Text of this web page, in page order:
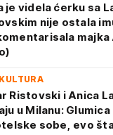
je videla ćerku sa
nije ostala
majka
Ristovski i Anica
u Milanu:
sobe, evo